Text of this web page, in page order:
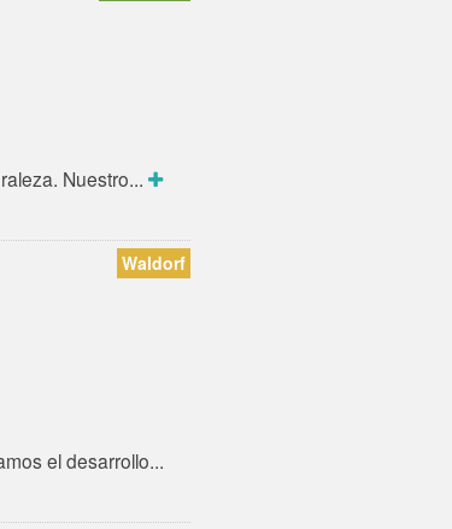
Nuestro...
Waldorf
el desarrollo...